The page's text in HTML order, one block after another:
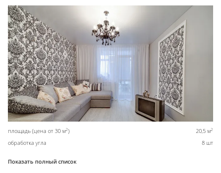
площадь (цена от 30 м2) 20,5 м2
обработка угла 8 шт
Показать полный список